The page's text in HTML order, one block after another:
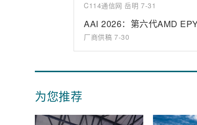
C114通信网 岳明 7-31
AAI 2026：第六代AMD
厂商供稿 7-30
为您推荐